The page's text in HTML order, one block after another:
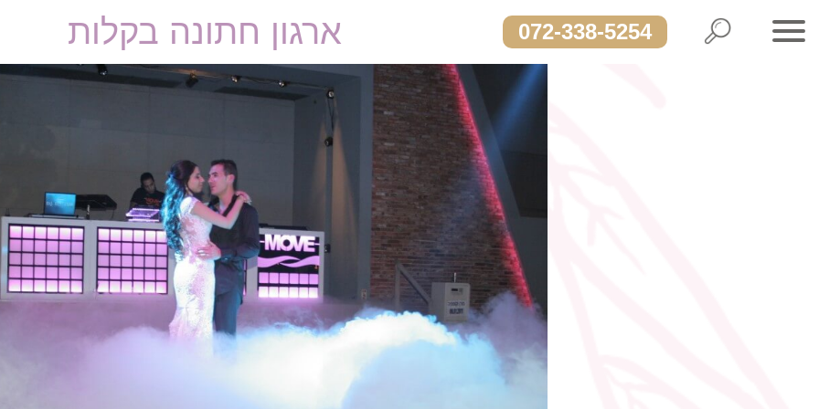
072-338-5254 ארגון חתונה בקלות